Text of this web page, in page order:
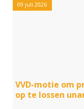
09 juli 2026
VVD-motie om
op te lossen